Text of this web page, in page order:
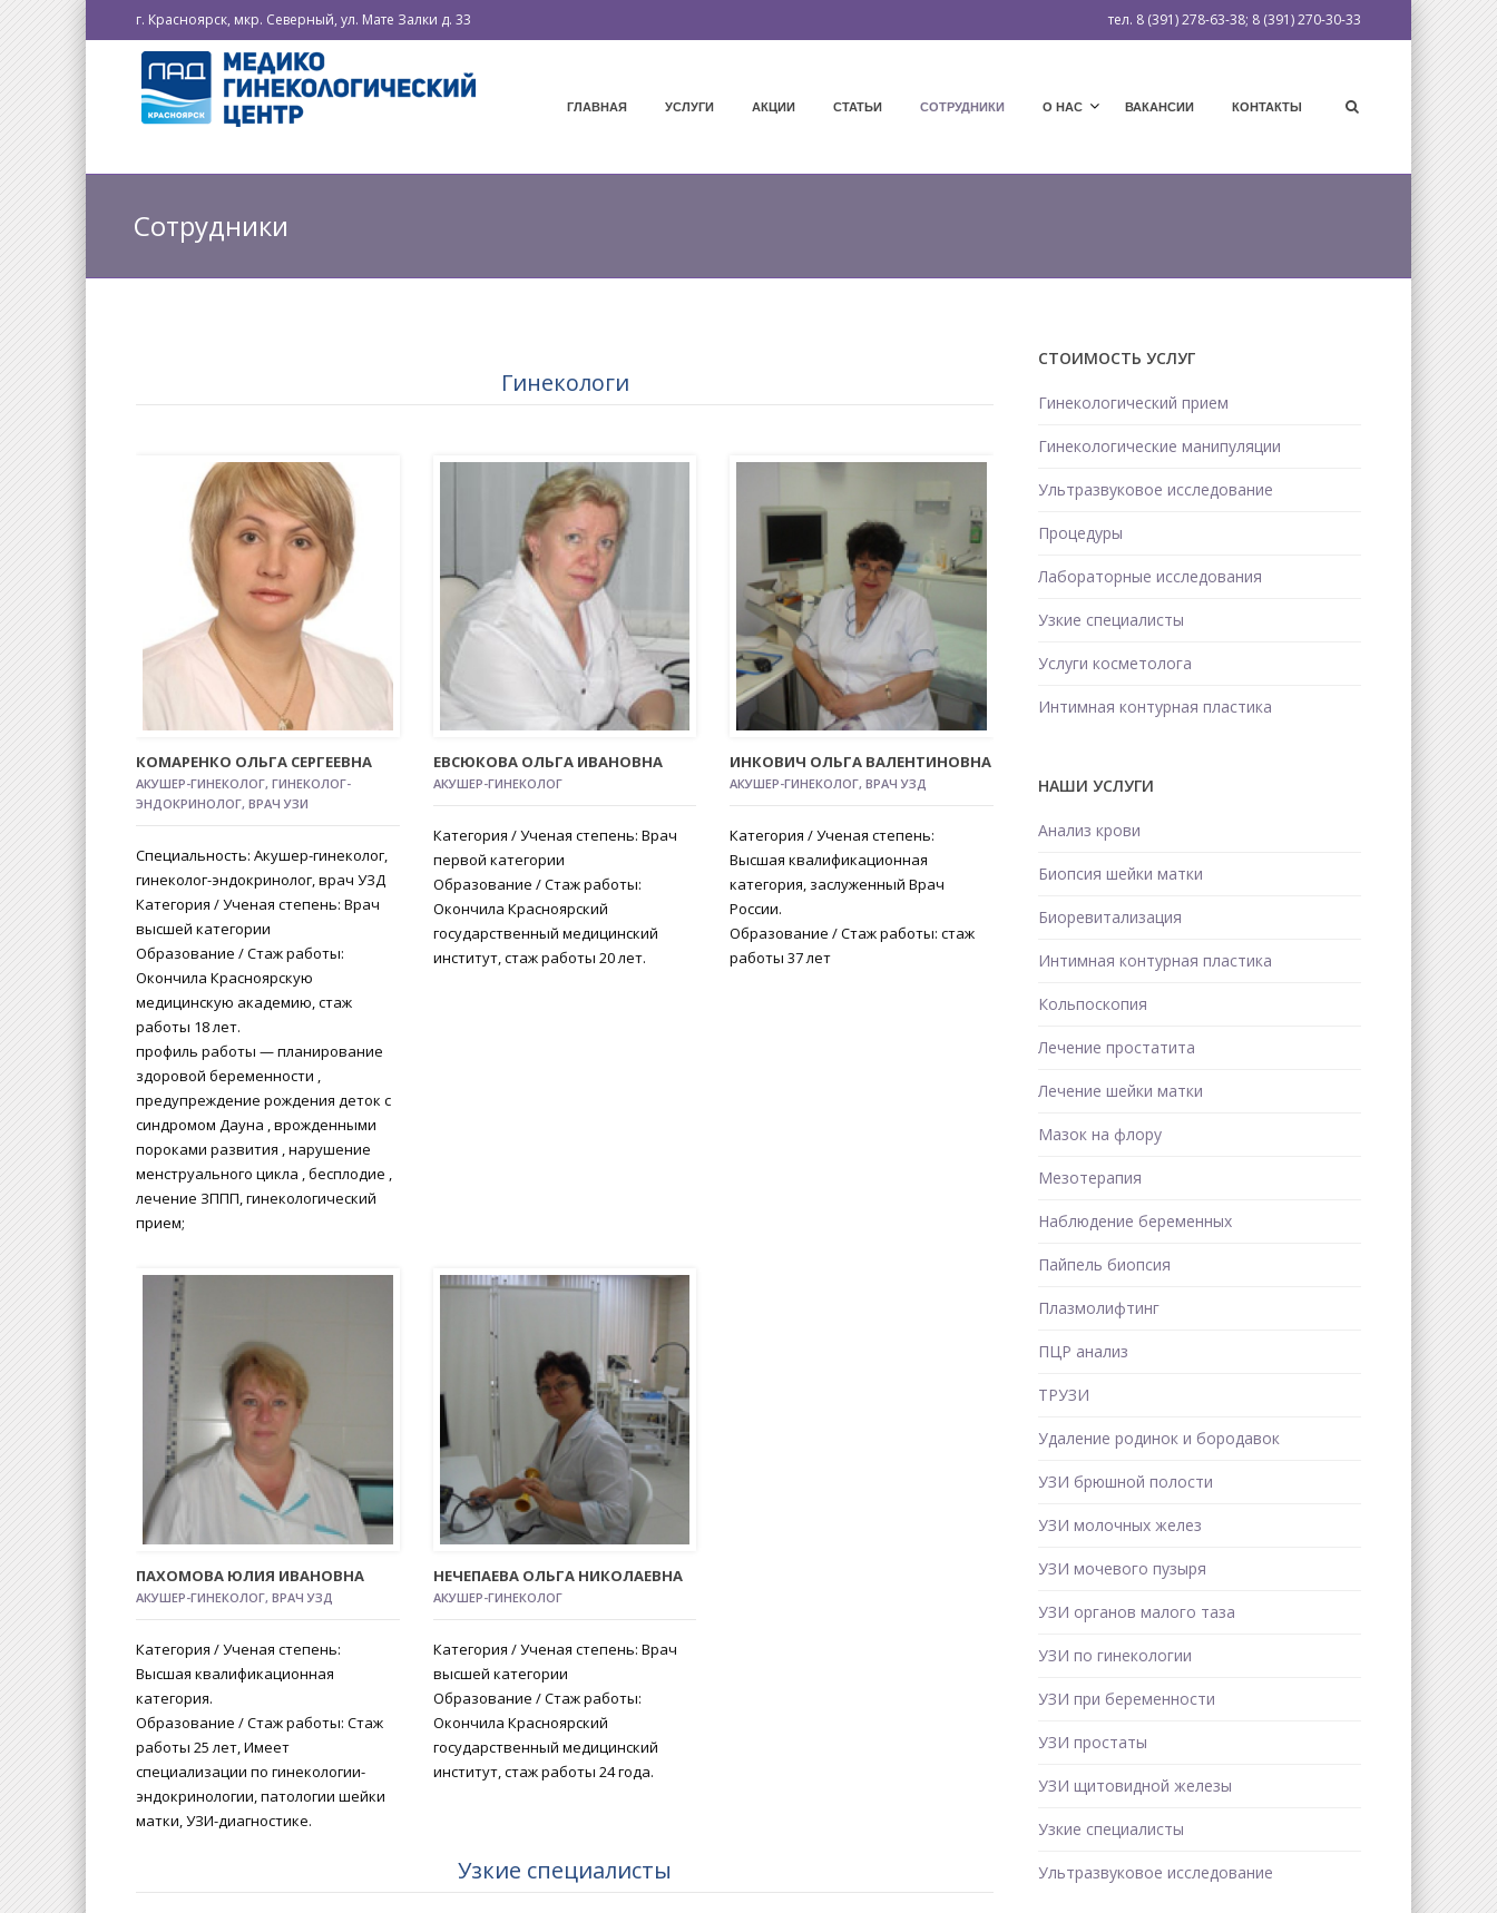
г. Красноярск, мкр. Северный, ул. Мате Залки д. 33 тел. 8 (391) 278-63-38; 8 (391) 270-30-33
ГЛАВНАЯ УСЛУГИ АКЦИИ СТАТЬИ СОТРУДНИКИ О НАС ВАКАНСИИ КОНТАКТЫ
Сотрудники
Гинекологи
КОМАРЕНКО ОЛЬГА СЕРГЕЕВНА
АКУШЕР-ГИНЕКОЛОГ, ГИНЕКОЛОГ-
ЭНДОКРИНОЛОГ, ВРАЧ УЗИ
Специальность: Акушер-гинеколог,
гинеколог-эндокринолог, врач УЗД
Категория / Ученая степень: Врач
высшей категории
Образование / Стаж работы:
Окончила Красноярскую
медицинскую академию, стаж
работы 18 лет.
профиль работы — планирование
здоровой беременности ,
предупреждение рождения деток с
синдромом Дауна , врожденными
пороками развития , нарушение
менструального цикла , бесплодие ,
лечение ЗППП, гинекологический
прием;
ЕВСЮКОВА ОЛЬГА ИВАНОВНА
АКУШЕР-ГИНЕКОЛОГ
Категория / Ученая степень: Врач
первой категории
Образование / Стаж работы:
Окончила Красноярский
государственный медицинский
институт, стаж работы 20 лет.
ИНКОВИЧ ОЛЬГА ВАЛЕНТИНОВНА
АКУШЕР-ГИНЕКОЛОГ, ВРАЧ УЗД
Категория / Ученая степень:
Высшая квалификационная
категория, заслуженный Врач
России.
Образование / Стаж работы: стаж
работы 37 лет
ПАХОМОВА ЮЛИЯ ИВАНОВНА
АКУШЕР-ГИНЕКОЛОГ, ВРАЧ УЗД
Категория / Ученая степень:
Высшая квалификационная
категория.
Образование / Стаж работы: Стаж
работы 25 лет, Имеет
специализации по гинекологии-
эндокринологии, патологии шейки
матки, УЗИ-диагностике.
НЕЧЕПАЕВА ОЛЬГА НИКОЛАЕВНА
АКУШЕР-ГИНЕКОЛОГ
Категория / Ученая степень: Врач
высшей категории
Образование / Стаж работы:
Окончила Красноярский
государственный медицинский
институт, стаж работы 24 года.
Узкие специалисты
СТОИМОСТЬ УСЛУГ
Гинекологический прием
Гинекологические манипуляции
Ультразвуковое исследование
Процедуры
Лабораторные исследования
Узкие специалисты
Услуги косметолога
Интимная контурная пластика
НАШИ УСЛУГИ
Анализ крови
Биопсия шейки матки
Биоревитализация
Интимная контурная пластика
Кольпоскопия
Лечение простатита
Лечение шейки матки
Мазок на флору
Мезотерапия
Наблюдение беременных
Пайпель биопсия
Плазмолифтинг
ПЦР анализ
ТРУЗИ
Удаление родинок и бородавок
УЗИ брюшной полости
УЗИ молочных желез
УЗИ мочевого пузыря
УЗИ органов малого таза
УЗИ по гинекологии
УЗИ при беременности
УЗИ простаты
УЗИ щитовидной железы
Узкие специалисты
Ультразвуковое исследование